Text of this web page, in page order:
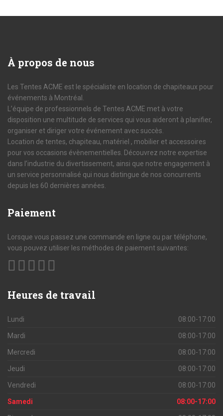
À propos de nous
Les Tentes ACME est le spécialiste en location de chapiteaux pour
événements à Montréal.
L’équipe de professionnels de Tentes ACME met à votre
disposition une multitude de services qui vous aideront à planifier,
organiser et diriger votre événement avec succès.
Location de tentes, chapiteau, matériel , mobilier et accessoires
pour vos occasions évènementielles. Découvrez notre expertise
dans l’industrie du divertissement, ainsi que notre engagement à
un service personnalisé qui nous distingue de nos concurrents
depuis les 60 dernières années.
Paiement
Lorsque vous passez une commande en ligne ou par téléphone,
vous pouvez utiliser les méthodes de paiement suivantes:
Heures de travail
Lundi 08:00-17:00
Mardi 08:00-17:00
Mercredi 08:00-17:00
Jeudi 08:00-17:00
Vendredi 08:00-17:00
Samedi 08:00-17:00